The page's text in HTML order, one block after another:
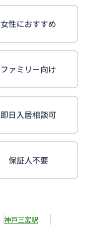
女性におすすめ
ファミリー向け
即日入居相談可
保証人不要
神戸三宮駅